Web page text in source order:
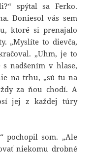
spýtal sa Ferko.
Doniesol vás sem
ktoré si prenajalo
„Myslíte to dievča,
„Uhm, je to
nadšením v hlase,
na trhu, „sú tu na
za ňou chodí. A
jej z každej túry
pochopil som. „Ale
niekomu drobné